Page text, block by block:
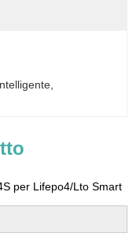
per Lifepo4/Lto Smart